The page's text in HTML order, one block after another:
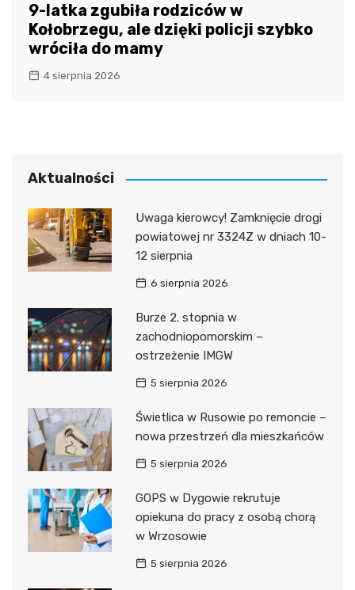
9-latka zgubiła rodziców w
Kołobrzegu, ale dzięki policji szybko
wróciła do mamy
4 sierpnia 2026
Aktualności
Uwaga kierowcy! Zamknięcie drogi
powiatowej nr 3324Z w dniach 10-
12 sierpnia
6 sierpnia 2026
Burze 2. stopnia w
zachodniopomorskim –
ostrzeżenie IMGW
5 sierpnia 2026
Świetlica w Rusowie po remoncie –
nowa przestrzeń dla mieszkańców
5 sierpnia 2026
GOPS w Dygowie rekrutuje
opiekuna do pracy z osobą chorą
w Wrzosowie
5 sierpnia 2026